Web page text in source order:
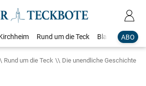
ABO
Rund um die Teck Blaulicht
Rund um die Teck Die unendliche Geschichte